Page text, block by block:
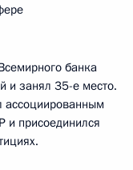
банка
и занял 35-е место.
ассоциированным
и присоединился